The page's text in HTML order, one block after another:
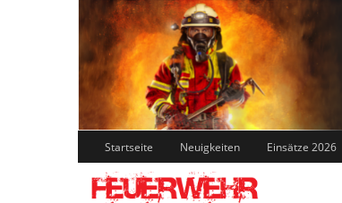
Skip
to
content
Startseite Neuigkeiten Einsätze 2026